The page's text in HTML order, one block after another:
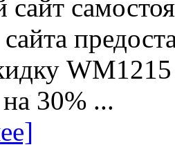
сайт
30% ...